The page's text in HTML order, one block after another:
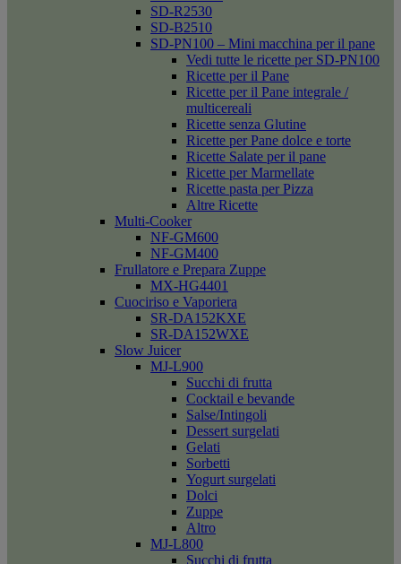
SD-R2530
SD-B2510
SD-PN100 – Mini macchina per il pane
Vedi tutte le ricette per SD-PN100
Ricette per il Pane
Ricette per il Pane integrale /
multicereali
Ricette senza Glutine
Ricette per Pane dolce e torte
Ricette Salate per il pane
Ricette per Marmellate
Ricette pasta per Pizza
Altre Ricette
Multi-Cooker
NF-GM600
NF-GM400
Frullatore e Prepara Zuppe
MX-HG4401
Cuociriso e Vaporiera
SR-DA152KXE
SR-DA152WXE
Slow Juicer
MJ-L900
Succhi di frutta
Cocktail e bevande
Salse/Intingoli
Dessert surgelati
Gelati
Sorbetti
Yogurt surgelati
Dolci
Zuppe
Altro
MJ-L800
Succhi di frutta